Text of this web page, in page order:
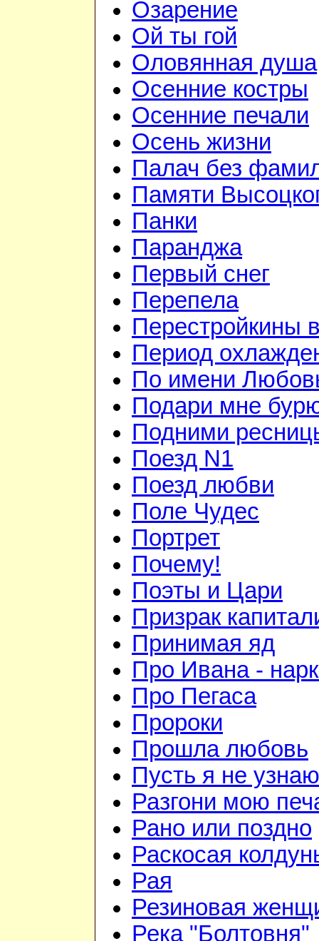
Озарение
Ой ты гой
Оловянная душа
Осенние костры
Осенние печали
Осень жизни
Палач без
Памяти
Панки
Паранджа
Первый снег
Перепела
Перестройкины
Период
По имени
Подари мне
Подними
Поезд N1
Поезд любви
Поле Чудес
Портрет
Почему!
Поэты и Цари
Призрак
Принимая яд
Про Ивана -
Про Пегаса
Пророки
Прошла любовь
Пусть я не узнаю
Разгони мою
Рано или поздно
Раскосая
Рая
Резиновая
Река "Болтовня"